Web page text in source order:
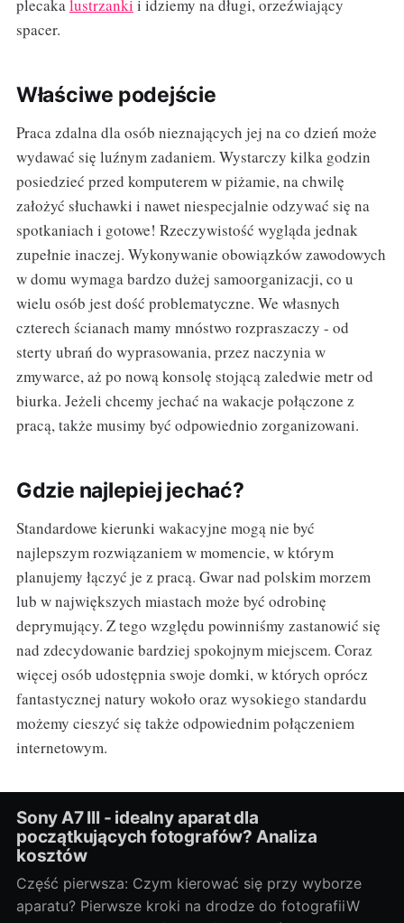
plecakalustrzanki i idziemy na długi, orzeźwiający
spacer.
Właściwe podejście
Praca zdalna dla osób nieznających jej na co dzień może
wydawać się luźnym zadaniem. Wystarczy kilka godzin
posiedzieć przed komputerem w piżamie, na chwilę
założyć słuchawki i nawet niespecjalnie odzywać się na
spotkaniach i gotowe! Rzeczywistość wygląda jednak
zupełnie inaczej. Wykonywanie obowiązków zawodowych
w domu wymaga bardzo dużej samoorganizacji, co u
wielu osób jest dość problematyczne. We własnych
czterech ścianach mamy mnóstwo rozpraszaczy - od
sterty ubrań do wyprasowania, przez naczynia w
zmywarce, aż po nową konsolę stojącą zaledwie metr od
biurka. Jeżeli chcemy jechać na wakacje połączone z
pracą, także musimy być odpowiednio zorganizowani.
Gdzie najlepiej jechać?
Standardowe kierunki wakacyjne mogą nie być
najlepszym rozwiązaniem w momencie, w którym
planujemy łączyć je z pracą. Gwar nad polskim morzem
lub w największych miastach może być odrobinę
deprymujący. Z tego względu powinniśmy zastanowić się
nad zdecydowanie bardziej spokojnym miejscem. Coraz
więcej osób udostępnia swoje domki, w których oprócz
fantastycznej natury wokoło oraz wysokiego standardu
możemy cieszyć się także odpowiednim połączeniem
internetowym.
Sony A7 III - idealny aparat dla
początkujących fotografów? Analiza
kosztów
Część pierwsza: Czym kierować się przy wyborze
aparatu? Pierwsze kroki na drodze do fotografiiW